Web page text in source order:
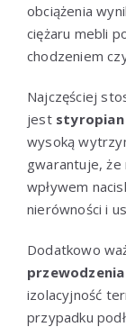
obciążenia
ciężaru mebli
chodzeniem
Najczęściej
jest styropian
wysoką
gwarantuje, że
wpływem
nierówności i
Dodatkowo
przewodzenia
izolacyjność
przypadku